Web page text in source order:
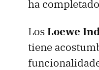
ha
Los Loewe
tiene